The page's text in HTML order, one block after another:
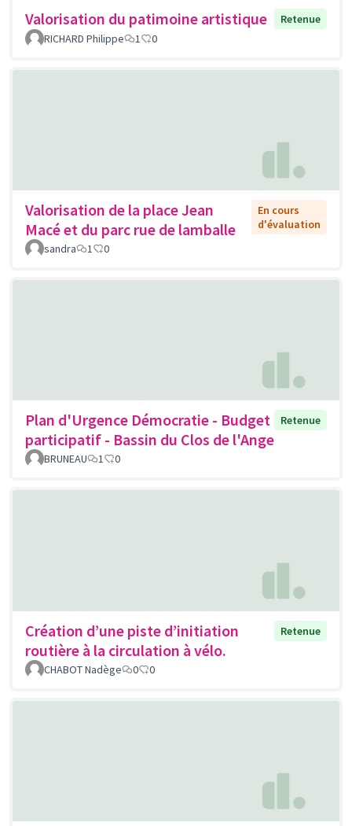
Valorisation du patimoine artistique
Retenue
RICHARD Philippe
1 0
Valorisation de la place Jean
Macé et du parc rue de lamballe
En cours
d'évaluation
sandra
1 0
Plan d'Urgence Démocratie - Budget
participatif - Bassin du Clos de l'Ange
Retenue
BRUNEAU 1 0
Création d’une piste d’initiation
routière à la circulation à vélo.
Retenue
CHABOT Nadège 0 0